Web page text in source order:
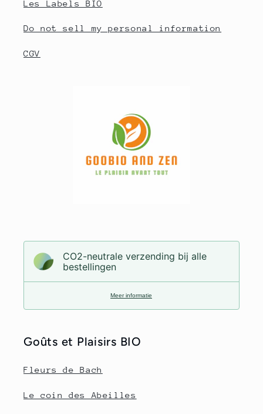
Les Labels BIO
Do not sell my personal information
CGV
CO2-neutrale verzending bij alle
bestellingen
Meer informatie
Goûts et Plaisirs BIO
Fleurs de Bach
Le coin des Abeilles